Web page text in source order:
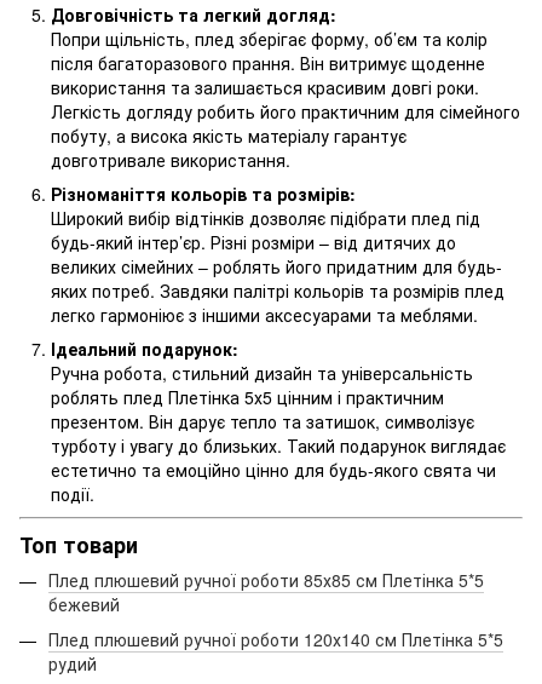
Довговічність та легкий догляд:
Попри щільність, плед зберігає форму, об’єм та колір
після багаторазового прання. Він витримує щоденне
використання та залишається красивим довгі роки.
Легкість догляду робить його практичним для сімейного
побуту, а висока якість матеріалу гарантує
довготривале використання.
Різноманіття кольорів та розмірів:
Широкий вибір відтінків дозволяє підібрати плед під
будь-який інтер’єр. Різні розміри – від дитячих до
великих сімейних – роблять його придатним для будь-
яких потреб. Завдяки палітрі кольорів та розмірів плед
легко гармоніює з іншими аксесуарами та меблями.
Ідеальний подарунок:
Ручна робота, стильний дизайн та універсальність
роблять плед Плетінка 5х5 цінним і практичним
презентом. Він дарує тепло та затишок, символізує
турботу і увагу до близьких. Такий подарунок виглядає
естетично та емоційно цінно для будь-якого свята чи
події.
Топ товари
Плед плюшевий ручної роботи 85х85 см Плетінка 5*5
бежевий
Плед плюшевий ручної роботи 120х140 см Плетінка 5*5
рудий